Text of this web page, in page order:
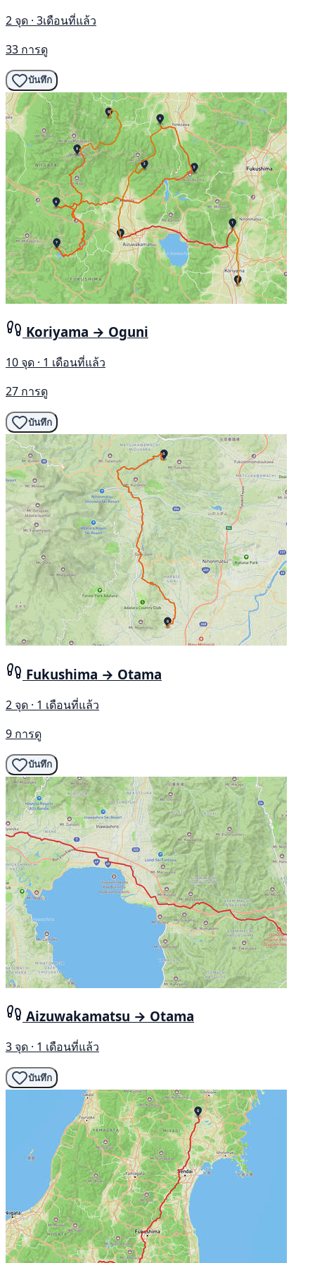
2 จุด · 3เดือนที่แล้ว
33 การดู
บันทึก
Koriyama → Oguni
10 จุด · 1 เดือนที่แล้ว
27 การดู
บันทึก
Fukushima → Otama
2 จุด · 1 เดือนที่แล้ว
9 การดู
บันทึก
Aizuwakamatsu → Otama
3 จุด · 1 เดือนที่แล้ว
บันทึก